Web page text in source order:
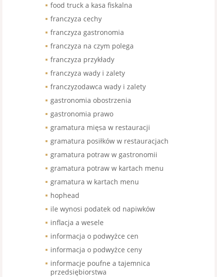
food truck a kasa fiskalna
franczyza cechy
franczyza gastronomia
franczyza na czym polega
franczyza przykłady
franczyza wady i zalety
franczyzodawca wady i zalety
gastronomia obostrzenia
gastronomia prawo
gramatura mięsa w restauracji
gramatura posiłków w restauracjach
gramatura potraw w gastronomii
gramatura potraw w kartach menu
gramatura w kartach menu
hophead
ile wynosi podatek od napiwków
inflacja a wesele
informacja o podwyżce cen
informacja o podwyżce ceny
informacje poufne a tajemnica
przedsiębiorstwa